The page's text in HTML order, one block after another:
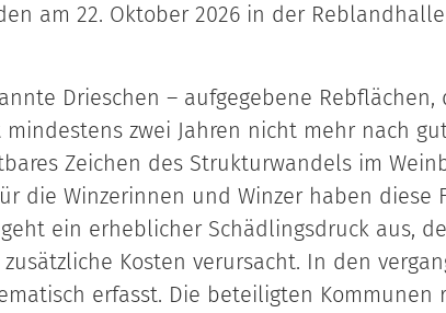
am 22. Oktober 2026 in der
Drieschen – aufgegebene
zwei Jahren nicht mehr nach
Zeichen des Strukturwandels im
die Winzerinnen und Winzer haben
ein erheblicher Schädlingsdruck aus,
Kosten verursacht. In den
erfasst. Die beteiligten Kommunen